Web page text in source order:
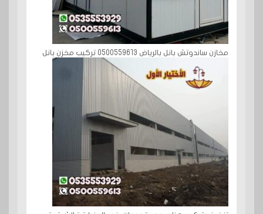
مخازن ساندوتش بانل بالرياض 0500559613 تركيب مخزن بانل